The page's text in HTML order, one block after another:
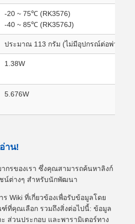
-20 ~ 75℃ (RK3576)
-40 ~ 85℃ (RK3576J)
ประมาณ 113 กรัม (ไม่มีอุปกรณ์ต่อพ่วง)
1.38W
5.676W
าน!
กรของเรา ซึ่งคุณสามารถค้นหาลิงก์
น์ต่างๆ สำหรับนักพัฒนา
ร Wiki ที่เกี่ยวข้องเพื่อรับข้อมูลโดย
ฑ์ที่คุณเลือก รวมถึงสิ่งต่อไปนี้: ข้อมูล
ส่วนประกอบ และพารามิเตอร์ทาง